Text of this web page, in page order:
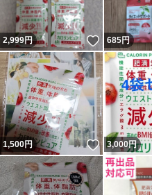
2,999円 いいね！
685円
1,500円 いいね！
3,000円